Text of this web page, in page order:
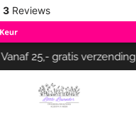
3 Reviews
Vanaf 25,- gratis verzending